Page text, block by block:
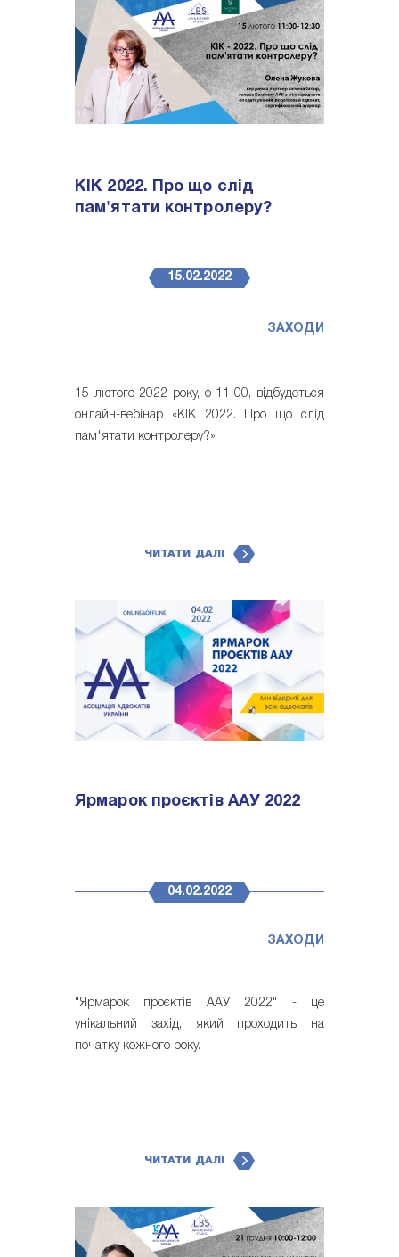
КІК 2022. Про що слід
пам'ятати контролеру?
15.02.2022
ЗАХОДИ
15 лютого 2022 року, о 11-00, відбудеться
онлайн-вебінар «КІК 2022. Про що слід
пам'ятати контролеру?»
ЧИТАТИ ДАЛІ
Ярмарок проєктів ААУ 2022
04.02.2022
ЗАХОДИ
"Ярмарок проєктів ААУ 2022" - це
унікальний захід, який проходить на
початку кожного року.
ЧИТАТИ ДАЛІ